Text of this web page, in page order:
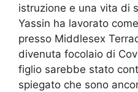
istruzione e una vita di
Yassin ha lavorato
presso Middlesex
divenuta focolaio di
figlio sarebbe stato
spiegato che sono